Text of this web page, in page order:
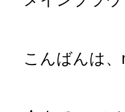
こんばんは、